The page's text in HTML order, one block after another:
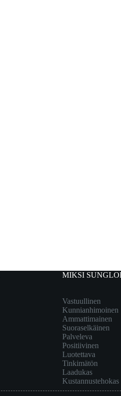
MIKSI
Vastuullinen
Kunnianhimoinen
Ammattimainen
Suoraselkäinen
Palveleva
Positiivinen
Luotettava
Tinkimätön
Laadukas
Kustannustehokas